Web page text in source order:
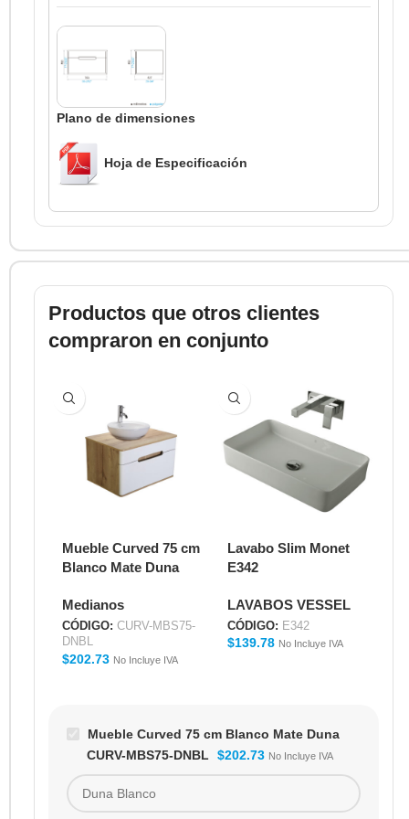
Plano de dimensiones
Hoja de Especificación
Productos que otros clientes
compraron en conjunto
Mueble Curved 75 cm
Blanco Mate Duna
Medianos
CÓDIGO: CURV-MBS75-
DNBL
$202.73 No Incluye IVA
Lavabo Slim Monet
E342
LAVABOS VESSEL
CÓDIGO: E342
$139.78 No Incluye IVA
Mueble Curved 75 cm Blanco Mate Duna
CURV-MBS75-DNBL
$202.73 No Incluye IVA